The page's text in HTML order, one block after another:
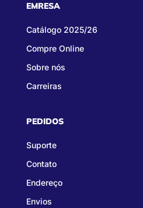
EMRESA
Catálogo 2025/26
Compre Online
Sobre nós
Carreiras
PEDIDOS
Suporte
Contato
Endereço
Envios